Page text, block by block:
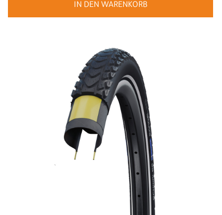
IN DEN WARENKORB